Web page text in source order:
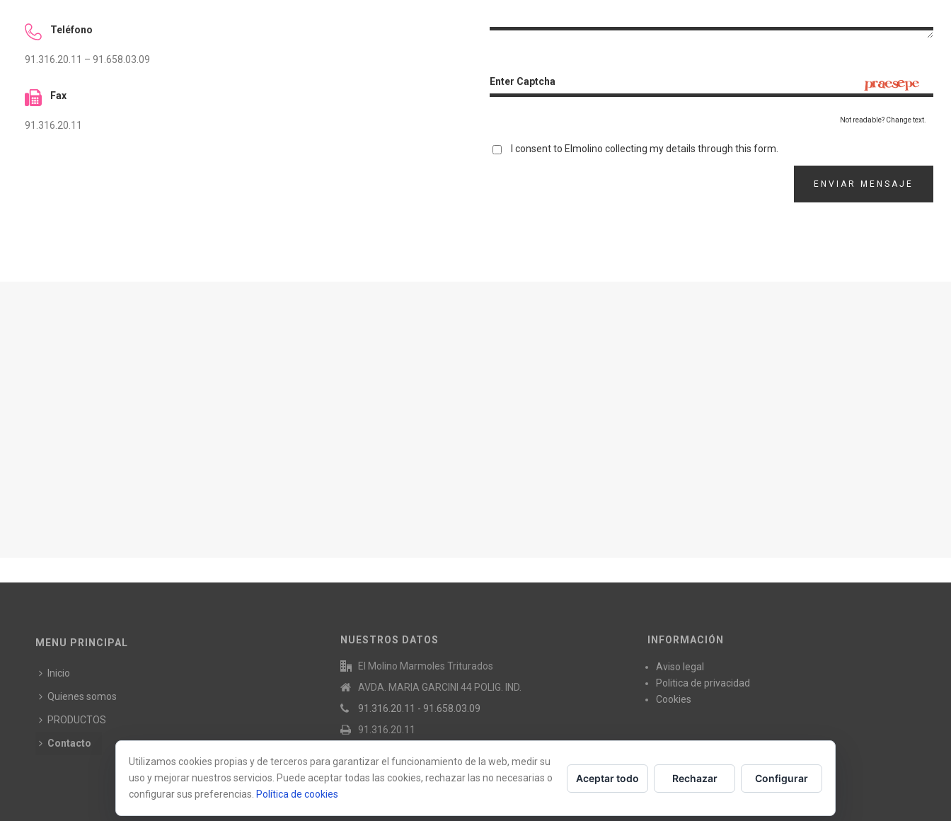
Teléfono
91.316.20.11 – 91.658.03.09
Fax
91.316.20.11
Enter Captcha
Not readable? Change text.
I consent to Elmolino collecting my details through this form.
ENVIAR MENSAJE
MENU PRINCIPAL
Inicio
Quienes somos
PRODUCTOS
Contacto
NUESTROS DATOS
El Molino Marmoles Triturados
AVDA. MARIA GARCINI 44 POLIG. IND.
91.316.20.11 - 91.658.03.09
91.316.20.11
INFORMACIÓN
Aviso legal
Politica de privacidad
Cookies
Utilizamos cookies propias y de terceros para garantizar el funcionamiento de la web, medir su
uso y mejorar nuestros servicios. Puede aceptar todas las cookies, rechazar las no necesarias o
configurar sus preferencias. Política de cookies
Aceptar todo Rechazar Configurar